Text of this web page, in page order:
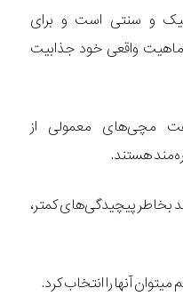
و سنتی است و برای
واقعی خود جذابیت
مچی‌های معمولی از
هستند.
پیچیدگی‌های کمتر،
آنها را انتخاب کرد.